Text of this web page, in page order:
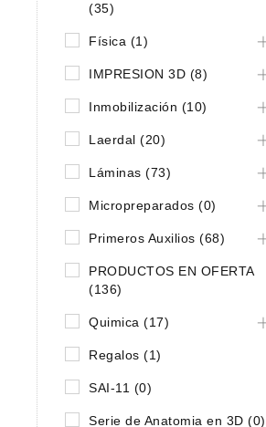
(35)
Física (1)
IMPRESION 3D (8)
Inmobilización (10)
Laerdal (20)
Láminas (73)
Micropreparados (0)
Primeros Auxilios (68)
PRODUCTOS EN OFERTA
(136)
Quimica (17)
Regalos (1)
SAI-11 (0)
Serie de Anatomia en 3D (0)